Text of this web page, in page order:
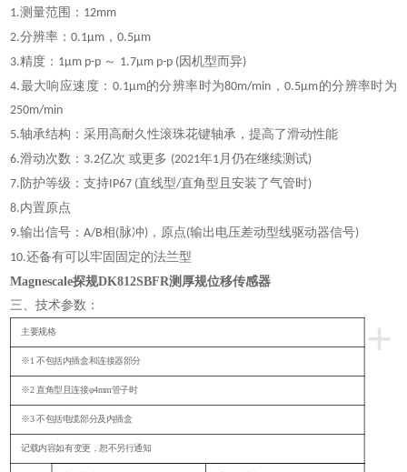
1.测量范围： 12mm
2.分辨率：0.1µm ，0.5µm
3.精度： 1µm p-p ～ 1.7µm p-p (因机型而异)
4.最大响应速度： 0.1µm的分辨率时为80m/min ，0.5µm的分辨率时为
250m/min
5.轴承结构：采用高耐久性滚珠花键轴承，提高了滑动性能
6.滑动次数： 3.2亿次 或更多 (2021年1月仍在继续测试)
7. 防护等级：支持IP67 (直线型/直角型且安装了气管时)
8.内置原点
9.输出信号：A/B相 (脉冲) ，原点(输出电压差动型线驱动器信号)
10.还备有可以牢固固定的法兰型
Magnescale探规DK812SBFR测厚规位移传感器
三、技术参数：
+
主要规格
※1 不包括内插盒和连接器部分
※2 直角型且连接φ4mm管子时
※3 不包括电缆部分及内插盒
记载内容如有变更，恕不另行通知